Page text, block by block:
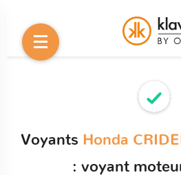
Voyants Honda
: voyant